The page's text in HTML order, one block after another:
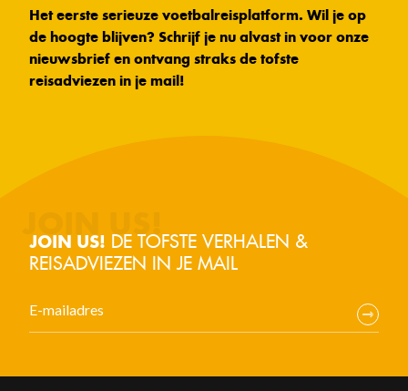
Het eerste serieuze voetbalreisplatform. Wil je op
de hoogte blijven? Schrijf je nu alvast in voor onze
nieuwsbrief en ontvang straks de tofste
reisadviezen in je mail!
JOIN US! DE TOFSTE VERHALEN &
REISADVIEZEN IN JE MAIL